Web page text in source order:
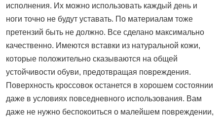
исполнения. Их можно использовать каждый день и
ноги точно не будут уставать. По материалам тоже
претензий быть не должно. Все сделано максимально
качественно. Имеются вставки из натуральной кожи,
которые положительно сказываются на общей
устойчивости обуви, предотвращая повреждения.
Поверхность кроссовок останется в хорошем состоянии
даже в условиях повседневного использования. Вам
даже не нужно беспокоиться о малейшем повреждении,